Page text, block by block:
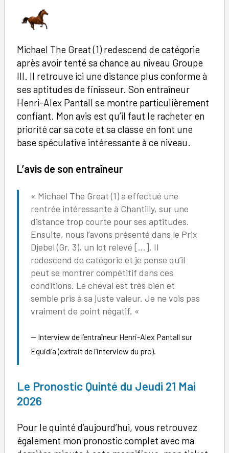
Michael The Great (1) redescend de catégorie
après avoir tenté sa chance au niveau Groupe
III. Il retrouve ici une distance plus conforme à
ses aptitudes de finisseur. Son entraîneur
Henri-Alex Pantall se montre particulièrement
confiant. Mon avis est qu’il faut le racheter en
priorité car sa cote et sa classe en font une
base spéculative intéressante à ce niveau.
L’avis de son entraîneur
« Michael The Great (1) a effectué une
rentrée intéressante à Chantilly, sur une
distance trop courte pour ses aptitudes.
Ensuite, nous l’avons présenté dans le Prix
Djebel (Gr. 3), un lot relevé […]. Il
redescend de catégorie et je pense qu’il
peut se montrer compétitif dans ces
conditions. Le cheval est très bien et
semble pris à sa juste valeur. Je ne vois pas
vraiment de point négatif. «
Interview de l’entraîneur Henri-Alex Pantall sur
Equidia (extrait de l’interview du pro).
Le Pronostic Quinté du Jeudi 21 Mai
2026
Pour le quinté d’aujourd’hui, vous retrouvez
également mon pronostic complet avec ma